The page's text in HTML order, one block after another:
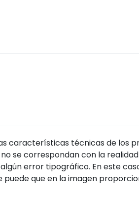
características técnicas de los
se correspondan con la
error tipográfico. En este
puede que en la imagen